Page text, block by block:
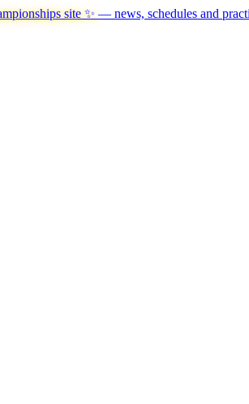
site ✨— news, schedules and